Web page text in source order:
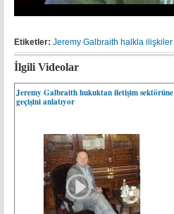
Etiketler: Jeremy Galbraith halkla ilişkiler
İlgili Videolar
Jeremy Galbraith hukuktan iletişim sektörüne
geçişini anlatıyor